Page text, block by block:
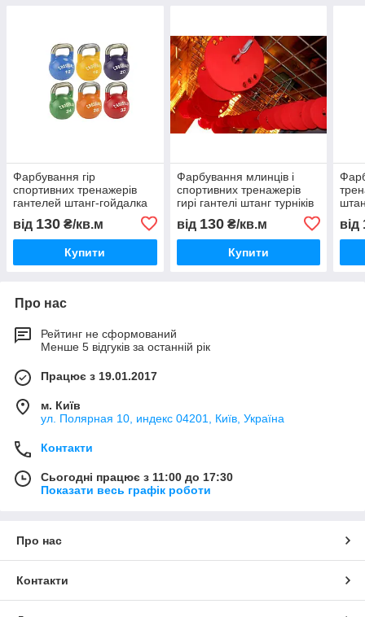
Фарбування гір
спортивних тренажерів
гантелей штанг-гойдалка
фарбою
від 130 ₴/кв.м
Купити
Фарбування млинців і
спортивних тренажерів
гирі гантелі штанг турніків
від 130₴/кв.м
Купити
від
Про нас
Рейтинг не сформований
Менше 5 відгуків за останній рік
Працює з 19.01.2017
м. Київ
ул. Полярная 10, индекс 04201, Київ, Україна
Контакти
Сьогодні працює з 11:00 до 17:30
Показати весь графік роботи
Про нас
Контакти